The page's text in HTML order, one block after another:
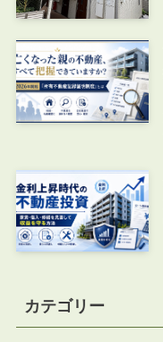
カテゴリー